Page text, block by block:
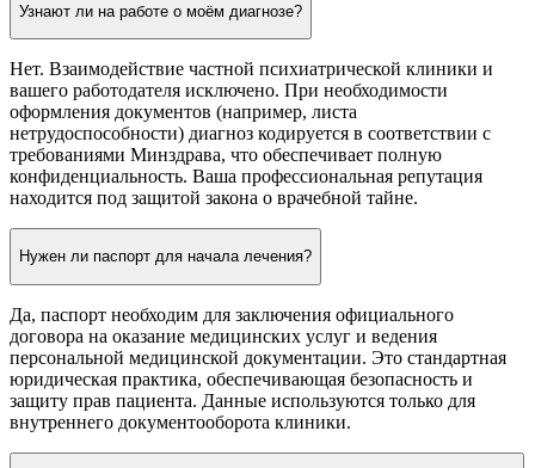
Узнают ли на работе о моём диагнозе?
Нет. Взаимодействие частной психиатрической клиники и
вашего работодателя исключено. При необходимости
оформления документов (например, листа
нетрудоспособности) диагноз кодируется в соответствии с
требованиями Минздрава, что обеспечивает полную
конфиденциальность. Ваша профессиональная репутация
находится под защитой закона о врачебной тайне.
Нужен ли паспорт для начала лечения?
Да, паспорт необходим для заключения официального
договора на оказание медицинских услуг и ведения
персональной медицинской документации. Это стандартная
юридическая практика, обеспечивающая безопасность и
защиту прав пациента. Данные используются только для
внутреннего документооборота клиники.